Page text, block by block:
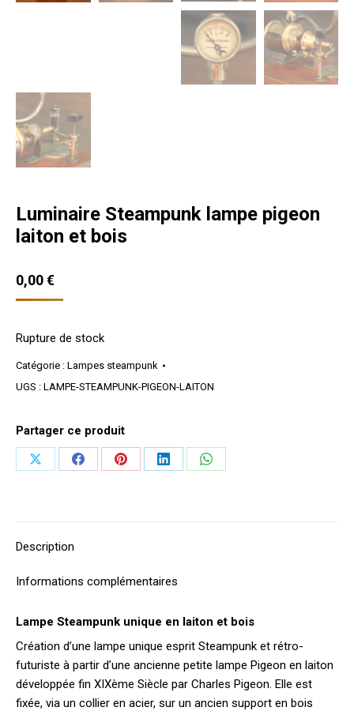
Luminaire Steampunk lampe pigeon
laiton et bois
0,00€
Rupture de stock
Catégorie : Lampes steampunk
UGS : LAMPE-STEAMPUNK-PIGEON-LAITON
Partager ce produit
PartagerPartagerPartagerPartagerPartager
Description
Informations complémentaires
Lampe Steampunk unique en laiton et bois
Création d’une lampe unique esprit Steampunk et rétro-
futuriste à partir d’une ancienne petite lampe Pigeon en laiton
développée fin XIXème Siècle par Charles Pigeon. Elle est
fixée, via un collier en acier, sur un ancien support en bois